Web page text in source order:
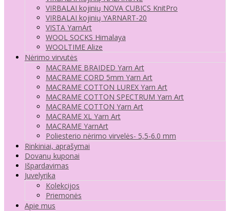
VIRBALAI kojinių NOVA CUBICS KnitPro
VIRBALAI kojinių YARNART-20
VISTA YarnArt
WOOL SOCKS Himalaya
WOOLTIME Alize
Nėrimo virvutės
MACRAME BRAIDED Yarn Art
MACRAME CORD 5mm Yarn Art
MACRAME COTTON LUREX Yarn Art
MACRAME COTTON SPECTRUM Yarn Art
MACRAME COTTON Yarn Art
MACRAME XL Yarn Art
MACRAME YarnArt
Poliesterio nėrimo virvelės- 5,5-6.0 mm
Rinkiniai, aprašymai
Dovanų kuponai
Išpardavimas
Juvelyrika
Kolekcijos
Priemonės
Apie mus